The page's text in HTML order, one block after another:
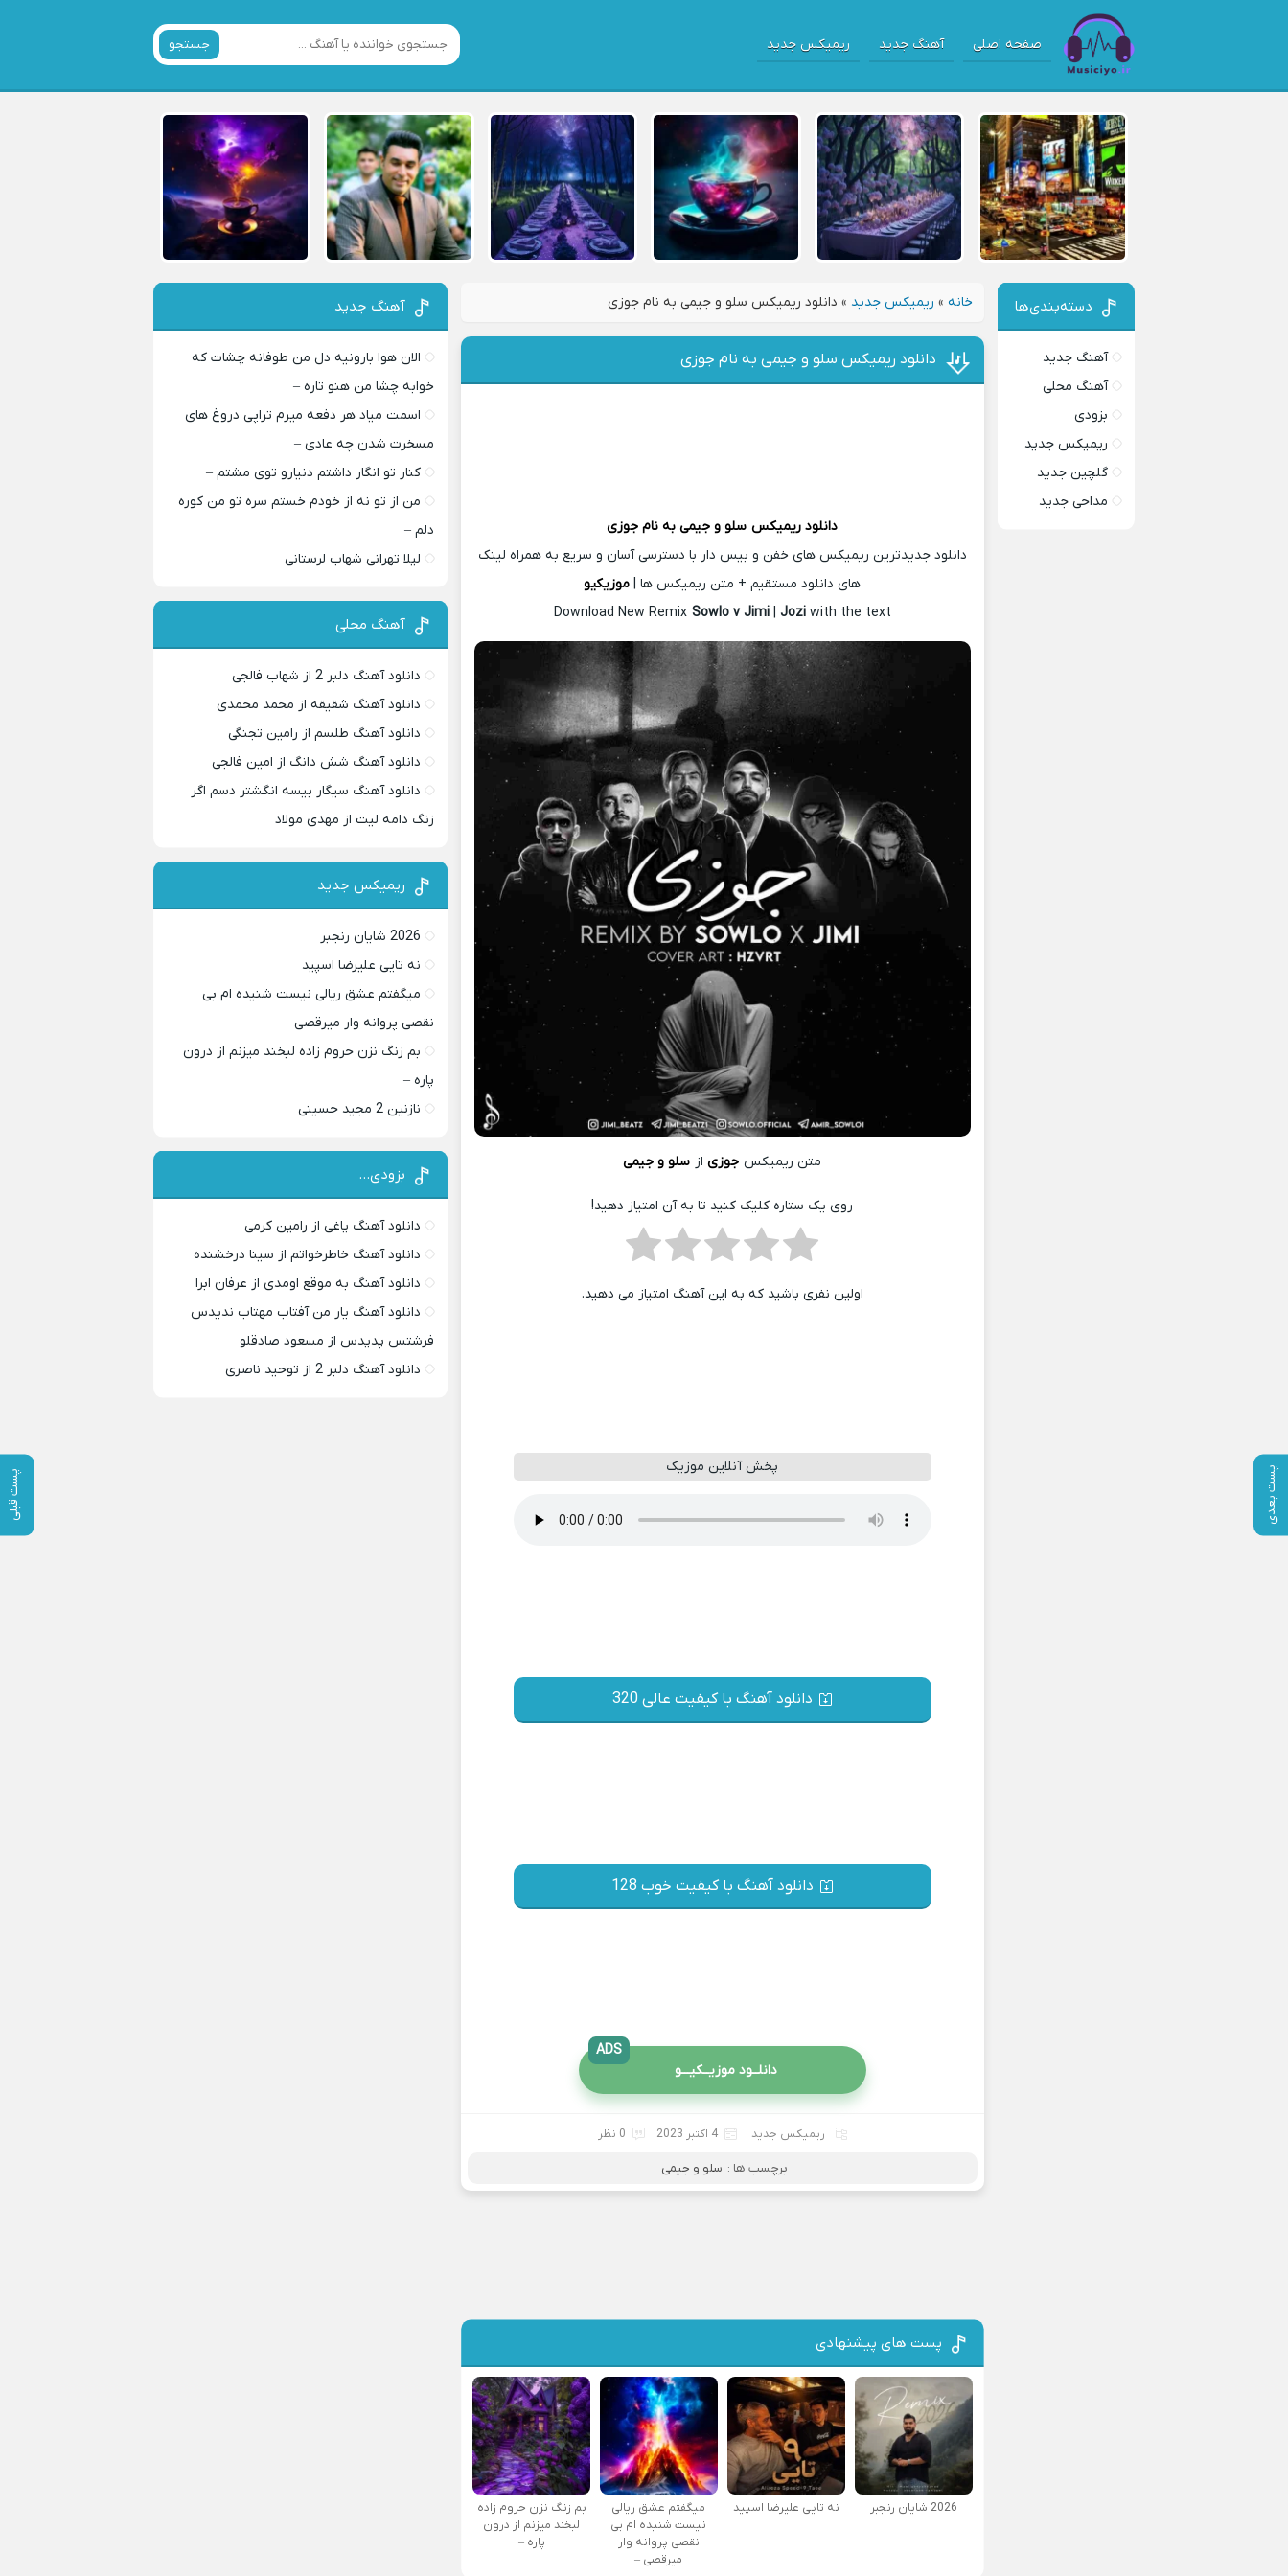
صفحه اصلی آهنگ جدید ریمیکس جدید جستجو
خانه » ریمیکس جدید » دانلود ریمیکس سلو و جیمی به نام جوزی
پست بعدی پست قبلی
دانلود ریمیکس سلو و جیمی به نام جوزی
دانلود ریمیکس سلو و جیمیبه نام جوزی
دانلود جدیدترین ریمیکس های خفن و بیس دار با دسترسی آسان و سریع به همراه لینک
های دانلود مستقیم + متن ریمیکس ها | موزیکیو
Download New Remix Sowlo v Jimi| Jozi with the text
متن ریمیکس جوزی از سلو و جیمی
روی یک ستاره کلیک کنید تا به آن امتیاز دهید!
اولین نفری باشید که به این آهنگ امتیاز می دهید.
پخش آنلاین موزیک
دانلود آهنگ با کیفیت عالی 320
دانلود آهنگ با کیفیت خوب 128
دانلــود موزیــکیـــو
ADS
ریمیکس جدید 4 اکتبر 2023 0 نظر
برچسب ها : سلو و جیمی
پست های پیشنهادی
2026 شایان رنجبر نه تایی علیرضا اسپید
میگفتم عشق ریالی
نیست شنیده ام بی
نقصی پروانه وار
میرقصی –
بم زنگ نزن حروم زاده
لبخند میزنم از درون
پاره –
دسته‌بندی‌ها
آهنگ جدید
آهنگ محلی
بزودی
ریمیکس جدید
گلچین جدید
مداحی جدید
آهنگ جدید
الان هوا بارونیه دل من طوفانه چشات که
خوابه چشا من هنو تاره –
اسمت میاد هر دفعه میرم تراپی دروغ‌ های
مسخرت شدن چه عادی –
کنار تو انگار داشتم دنیارو توی مشتم –
من از تو نه از خودم خستم سره تو من کوره
دلم –
لیلا تهرانی شهاب لرستانی
آهنگ محلی
دانلود آهنگ دلبر 2 از شهاب فالجی
دانلود آهنگ شقیقه از محمد محمدی
دانلود آهنگ طلسم از رامین تجنگی
دانلود آهنگ شش دانگ از امین فالجی
دانلود آهنگ سیگار بیسه انگشتر دسم اگر
زنگ دامه لیت از مهدی مولاد
ریمیکس جدید
2026 شایان رنجبر
نه تایی علیرضا اسپید
میگفتم عشق ریالی نیست شنیده ام بی
نقصی پروانه وار میرقصی –
بم زنگ نزن حروم زاده لبخند میزنم از درون
پاره –
نازنین 2 مجید حسینی
بزودی…
دانلود آهنگ یاغی از رامین کرمی
دانلود آهنگ خاطرخواتم از سینا درخشنده
دانلود آهنگ به موقع اومدی از عرفان ابرا
دانلود آهنگ یار من آفتاب مهتاب ندیدس
فرشتس پدیدس از مسعود صادقلو
دانلود آهنگ دلبر 2 از توحید ناصری